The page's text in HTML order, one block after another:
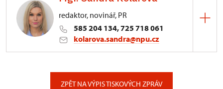
redaktor, novinář, PR
585 204 134, 725 718 061
kolarova.sandra@npu.cz
ZPĚT NA VÝPIS TISKOVÝCH ZPRÁV